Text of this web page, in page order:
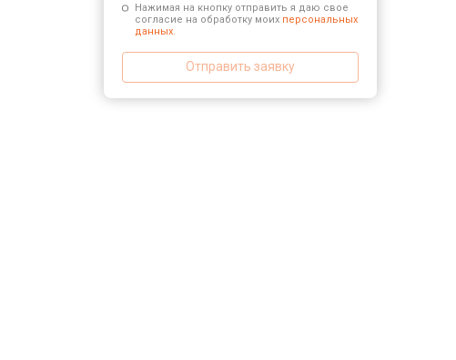
Нажимая на кнопку отправить я даю свое
согласие на обработку моих персональных
данных.
Отправить заявку